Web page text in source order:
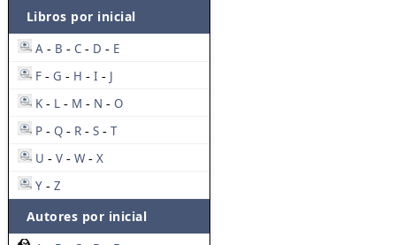
Libros por inicial
A - B - C - D - E
F - G - H - I - J
K - L - M - N - O
P - Q - R - S - T
U - V - W - X
Y - Z
Autores por inicial